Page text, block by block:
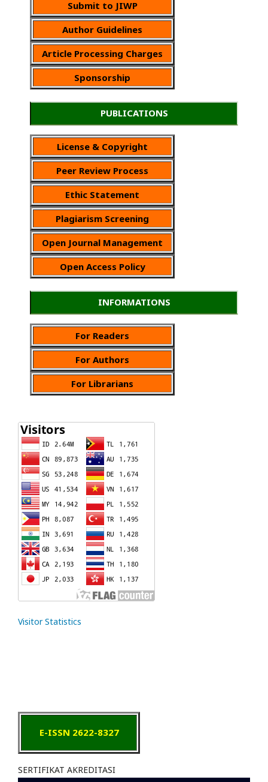
Submit to JIWP
Author Guidelines
Article Processing Charges
Sponsorship
PUBLICATIONS
License & Copyright
Peer Review Process
Ethic Statement
Plagiarism Screening
Open Journal Management
Open Access Policy
INFORMATIONS
For Readers
For Authors
For Librarians
Visitor Statistics
E-ISSN 2622-8327
SERTIFIKAT AKREDITASI